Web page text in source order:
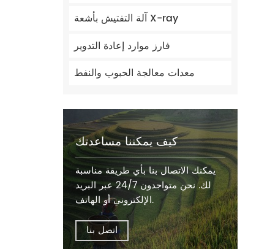
آلة التفتيش بأشعة X-ray
فارز موارد إعادة التدوير
معدات معالجة الحبوب والنفط
كيف يمكننا مساعدتك
يمكنك الاتصال بنا بأي طريقة مناسبة
لك. نحن متواجدون 24/7 عبر البريد
الإلكتروني أو الهاتف.
اتصل بنا